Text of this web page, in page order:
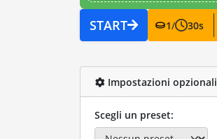
START 1/ 30s
Impostazioni opzionali
Scegli un preset: